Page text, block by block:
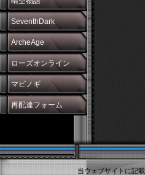
SeventhDark
ArcheAge
ローズオンライン
マビノギ
再配達フォーム
当ウェブサイトに記